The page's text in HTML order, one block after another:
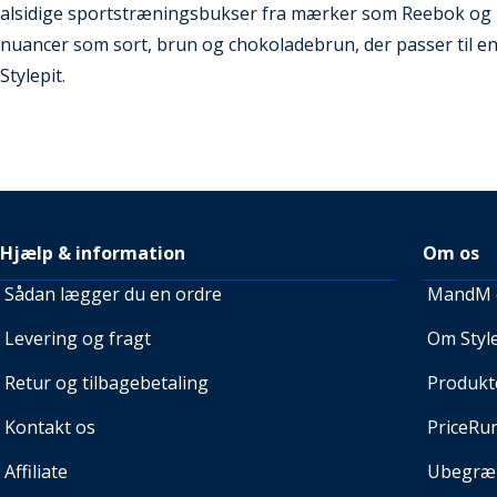
alsidige sportstræningsbukser fra mærker som Reebok og
nuancer som sort, brun og chokoladebrun, der passer til
Stylepit.
Hjælp & information
Sådan lægger du en ordre
Levering og fragt
Retur og tilbagebetaling
Kontakt os
Affiliate
Om os
MandM
Om